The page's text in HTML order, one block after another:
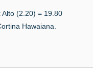
(2.20) = 19.80
Hawaiana.